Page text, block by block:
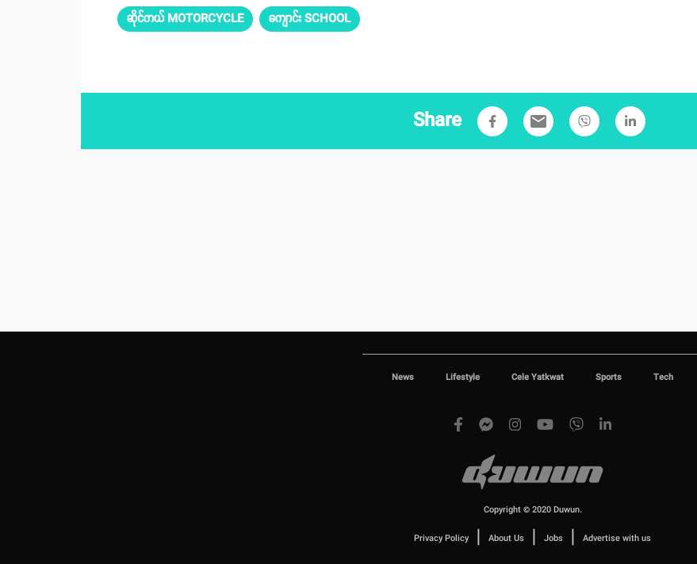
ဆိုင်ကယ် MOTORCYCLE ကျောင်း SCHOOL
Share email
News Lifestyle Cele Yatkwat Sports Tech
Copyright © 2020 Duwun.
Privacy Policy | About Us | Jobs | Advertise with us